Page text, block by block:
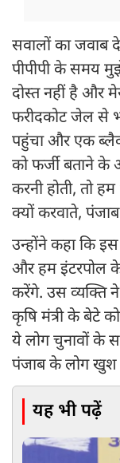
सवालों का जवाब
पीपीपी के समय
दोस्त नहीं है और
फरीदकोट जेल से
पहुंचा और एक
को फर्जी बताने के
करनी होती, तो
क्यों करवाते,
उन्होंने कहा कि
और हम इंटरपोल
करेंगे. उस व्यक्ति
कृषि मंत्री के बेटे
ये लोग चुनावों के
पंजाब के लोग खुश
यह भी पढ़ें